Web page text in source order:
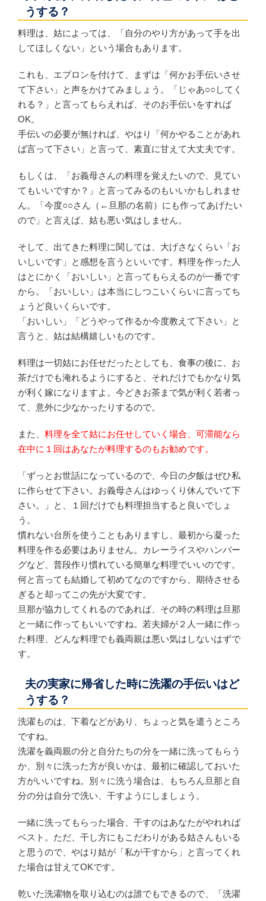
うする？
料理は、姑によっては、「自分のやり方があって手を出
してほしくない」という場合もあります。
これも、エプロンを付けて、まずは「何かお手伝いさせ
て下さい」と声をかけてみましょう。「じゃあ○○してく
れる？」と言ってもらえれば、そのお手伝いをすれば
OK。
手伝いの必要が無ければ、やはり「何かやることがあれ
ば言って下さい」と言って、素直に甘えて大丈夫です。
もしくは、「お義母さんの料理を覚えたいので、見てい
てもいいですか？」と言ってみるのもいいかもしれませ
ん。「今度○○さん（←旦那の名前）にも作ってあげたい
ので」と言えば、姑も悪い気はしません。
そして、出てきた料理に関しては、大げさなくらい「お
いしいです」と感想を言うといいです。料理を作った人
はとにかく「おいしい」と言ってもらえるのが一番です
から。「おいしい」は本当にしつこいくらいに言ってち
ょうど良いくらいです。
「おいしい」「どうやって作るか今度教えて下さい」と
言うと、姑は結構嬉しいものです。
料理は一切姑にお任せだったとしても、食事の後に、お
茶だけでも淹れるようにすると、それだけでもかなり気
が利く嫁になりますよ。今どきお茶まで気が利く若者っ
て、意外に少なかったりするので。
また、 料理を全て姑にお任せしていく場合、可滞能なら
在中に１回はあなたが料理するのもお勧めです。
「ずっとお世話になっているので、今日の夕飯はぜひ私
に作らせて下さい。お義母さんはゆっくり休んでいて下
さい。」と、１回だけでも料理担当すると良いでしょ
う。
慣れない台所を使うこともありますし、最初から凝った
料理を作る必要はありません。カレーライスやハンバー
グなど、普段作り慣れている簡単な料理でいいのです。
何と言っても結婚して初めてなのですから、期待させる
ぎると却ってこの先が大変です。
旦那が協力してくれるのであれば、その時の料理は旦那
と一緒に作ってもいいですね。若夫婦が２人一緒に作っ
た料理、どんな料理でも義両親は悪い気はしないはずで
す。
夫の実家に帰省した時に洗濯の手伝いはど
うする？
洗濯ものは、下着などがあり、ちょっと気を遣うところ
ですね。
洗濯を義両親の分と自分たちの分を一緒に洗ってもらう
か、別々に洗った方が良いかは、最初に確認しておいた
方がいいですね。別々に洗う場合は、もちろん旦那と自
分の分は自分で洗い、干すようにしましょう。
一緒に洗ってもらった場合、干すのはあなたがやれれば
ベスト。ただ、干し方にもこだわりがある姑さんもいる
と思うので、やはり姑が「私が干すから」と言ってくれ
た場合は甘えてOKです。
乾いた洗濯物を取り込むのは誰でもできるので、「洗濯